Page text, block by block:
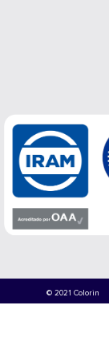
© 2021 Colorin